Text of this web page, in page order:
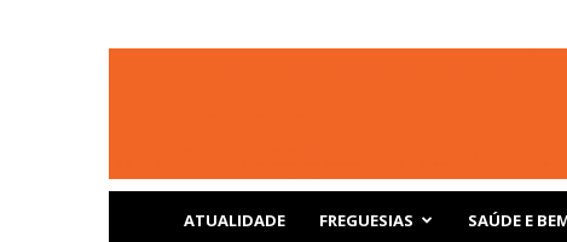
ATUALIDADE FREGUESIAS SAÚDE E